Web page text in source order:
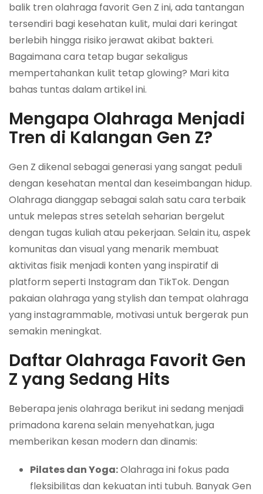
balik tren olahraga favorit Gen Z ini, ada tantangan
tersendiri bagi kesehatan kulit, mulai dari keringat
berlebih hingga risiko jerawat akibat bakteri.
Bagaimana cara tetap bugar sekaligus
mempertahankan kulit tetap glowing? Mari kita
bahas tuntas dalam artikel ini.
Mengapa Olahraga Menjadi
Tren di Kalangan Gen Z?
Gen Z dikenal sebagai generasi yang sangat peduli
dengan kesehatan mental dan keseimbangan hidup.
Olahraga dianggap sebagai salah satu cara terbaik
untuk melepas stres setelah seharian bergelut
dengan tugas kuliah atau pekerjaan. Selain itu, aspek
komunitas dan visual yang menarik membuat
aktivitas fisik menjadi konten yang inspiratif di
platform seperti Instagram dan TikTok. Dengan
pakaian olahraga yang stylish dan tempat olahraga
yang instagrammable, motivasi untuk bergerak pun
semakin meningkat.
Daftar Olahraga Favorit Gen
Z yang Sedang Hits
Beberapa jenis olahraga berikut ini sedang menjadi
primadona karena selain menyehatkan, juga
memberikan kesan modern dan dinamis:
Pilates dan Yoga:Olahraga ini fokus pada
fleksibilitas dan kekuatan inti tubuh. Banyak Gen